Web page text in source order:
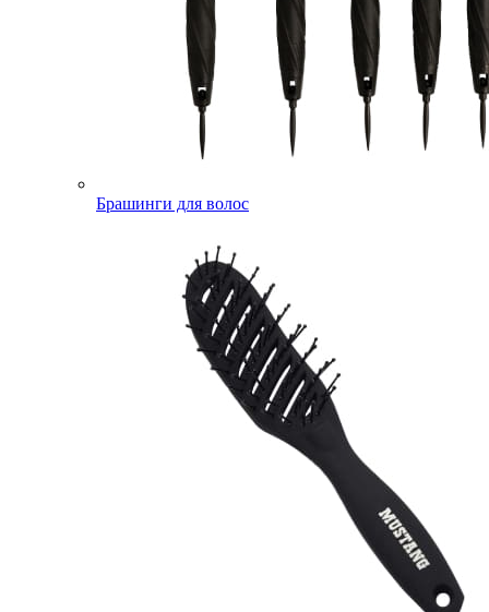
Брашинги для волос